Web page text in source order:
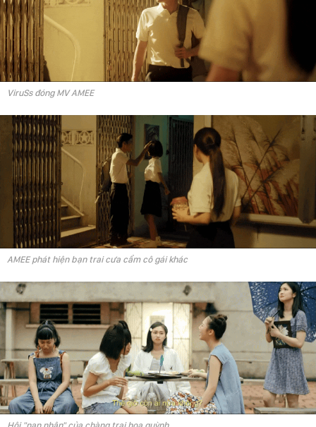
ViruSs đóng MV AMEE
AMEE phát hiện bạn trai cưa cẩm cô gái khác